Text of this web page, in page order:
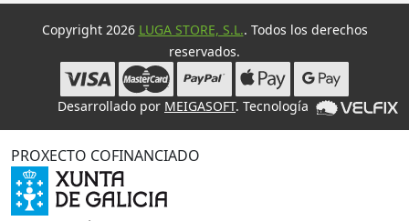
Copyright 2026 LUGA STORE, S.L.. Todos los derechos
reservados.
Desarrollado por MEIGASOFT. Tecnología
PROXECTO COFINANCIADO